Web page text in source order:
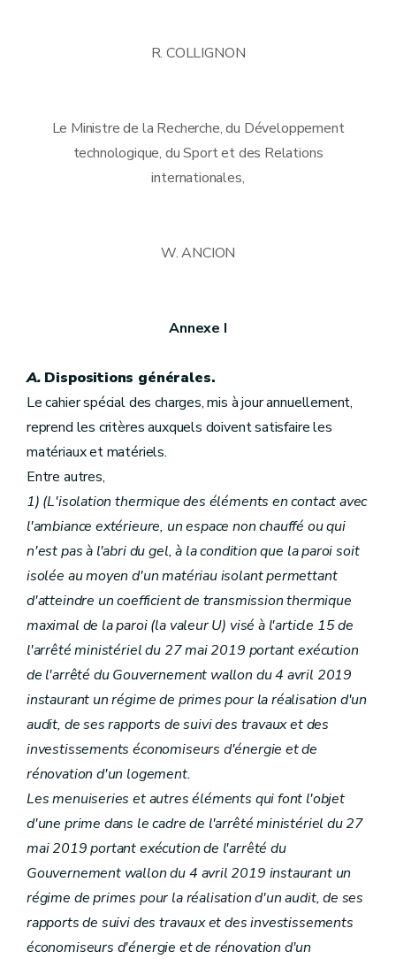
R. COLLIGNON
Le Ministre de la Recherche, du Développement
technologique, du Sport et des Relations
internationales,
W. ANCION
Annexe I
A.Dispositions générales.
Le cahier spécial des charges, mis à jour annuellement,
reprend les critères auxquels doivent satisfaire les
matériaux et matériels.
Entre autres,
1) (L'isolation thermique des éléments en contact avec
l'ambiance extérieure, un espace non chauffé ou qui
n'est pas à l'abri du gel, à la condition que la paroi soit
isolée au moyen d'un matériau isolant permettant
d'atteindre un coefficient de transmission thermique
maximal de la paroi (la valeur U) visé à l'article 15 de
l'arrêté ministériel du 27 mai 2019 portant exécution
de l'arrêté du Gouvernement wallon du 4 avril 2019
instaurant un régime de primes pour la réalisation d'un
audit, de ses rapports de suivi des travaux et des
investissements économiseurs d'énergie et de
rénovation d'un logement.
Les menuiseries et autres éléments qui font l'objet
d'une prime dans le cadre de l'arrêté ministériel du 27
mai 2019 portant exécution de l'arrêté du
Gouvernement wallon du 4 avril 2019 instaurant un
régime de primes pour la réalisation d'un audit, de ses
rapports de suivi des travaux et des investissements
économiseurs d'énergie et de rénovation d'un